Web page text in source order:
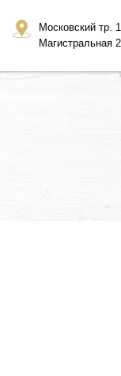
Московский тр.
Магистральная